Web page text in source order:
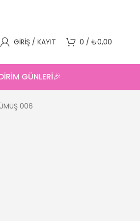
GIRIŞ / KAYIT 0 / ₺0,00
GÜNLERİ🎉
006